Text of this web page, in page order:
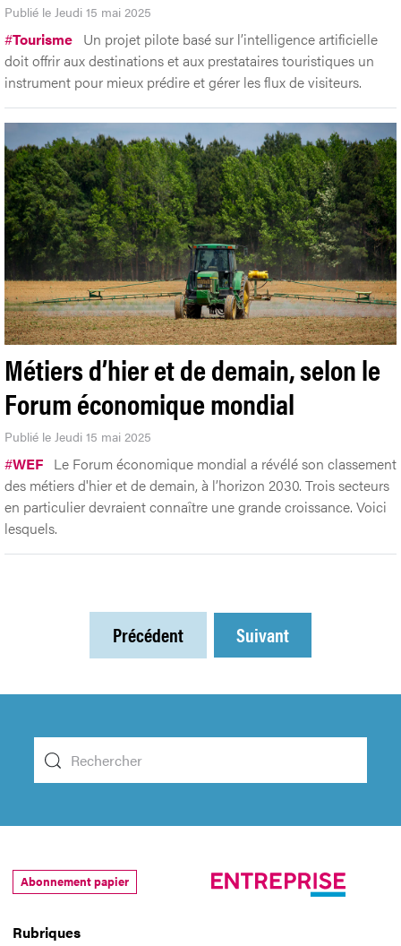
Publié le Jeudi 15 mai 2025
#Tourisme Un projet pilote basé sur l’intelligence artificielle
doit offrir aux destinations et aux prestataires touristiques un
instrument pour mieux prédire et gérer les flux de visiteurs.
Métiers d’hier et de demain, selon le
Forum économique mondial
Publié le Jeudi 15 mai 2025
#WEF Le Forum économique mondial a révélé son classement
des métiers d'hier et de demain, à l’horizon 2030. Trois secteurs
en particulier devraient connaître une grande croissance. Voici
lesquels.
Précédent Suivant
Rubriques
Abonnement papier